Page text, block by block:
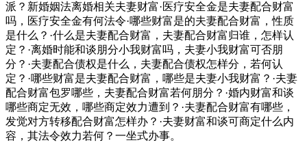
派？新婚姻法离婚相关夫妻财富·医疗安全金是夫妻配合财富
吗，医疗安全金有何法令·哪些财富是的夫妻配合财富，性质
是什么？·什么是夫妻配合财富，夫妻配合财富归谁，怎样认
定？·离婚时能和谈朋分小我财富吗，夫妻小我财富可否朋
分？·夫妻配合债权是什么，夫妻配合债权怎样分，若何认
定？·哪些财富是夫妻配合财富，哪些是夫妻小我财富？·夫妻
配合财富包罗哪些，夫妻配合财富若何朋分？·婚内财富和谈
哪些商定无效，哪些商定效力遭到？·夫妻配合财富有哪些，
发觉对方转移配合财富怎样办？·夫妻财富和谈可商定什么内
容，其法令效力若何？一坐式办事。